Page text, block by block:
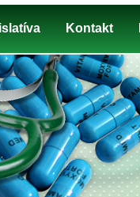
Kontakt